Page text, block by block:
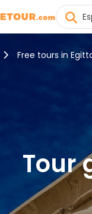
Free tours in
Tour